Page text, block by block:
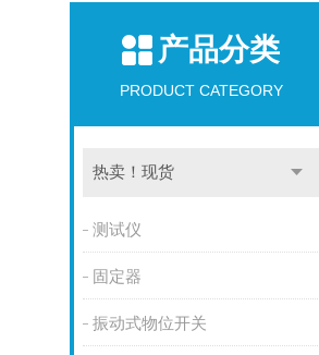
产品分类
PRODUCT CATEGORY
热卖！现货
测试仪
固定器
振动式物位开关